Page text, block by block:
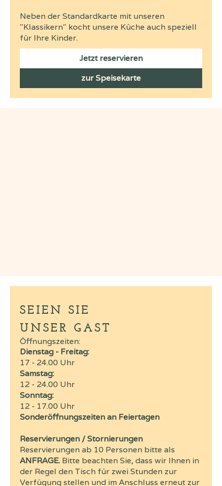
Neben der Standardkarte mit unseren
"Klassikern" kocht unsere Küche auch speziell
für Ihre Kinder.
Jetzt reservieren
zur Speisekarte
SEIEN SIE
UNSER GAST
Öffnungszeiten:
Dienstag - Freitag:
17 - 24.00 Uhr
Samstag:
12 - 24.00 Uhr
Sonntag:
12 - 17.00 Uhr
Sonderöffnungszeiten an Feiertagen
Reservierungen / Stornierungen
Reservierungen ab 10 Personen bitte als
ANFRAGE. Bitte beachten Sie, dass wir Ihnen in
der Regel den Tisch für zwei Stunden zur
Verfügung stellen und im Anschluss erneut zur